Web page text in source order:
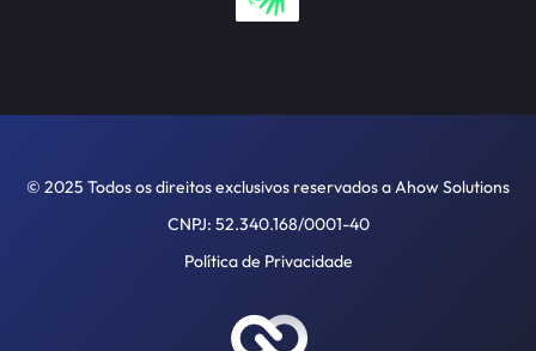
© 2025 Todos os direitos exclusivos reservados a Ahow Solutions
CNPJ: 52.340.168/0001-40
Política de Privacidade